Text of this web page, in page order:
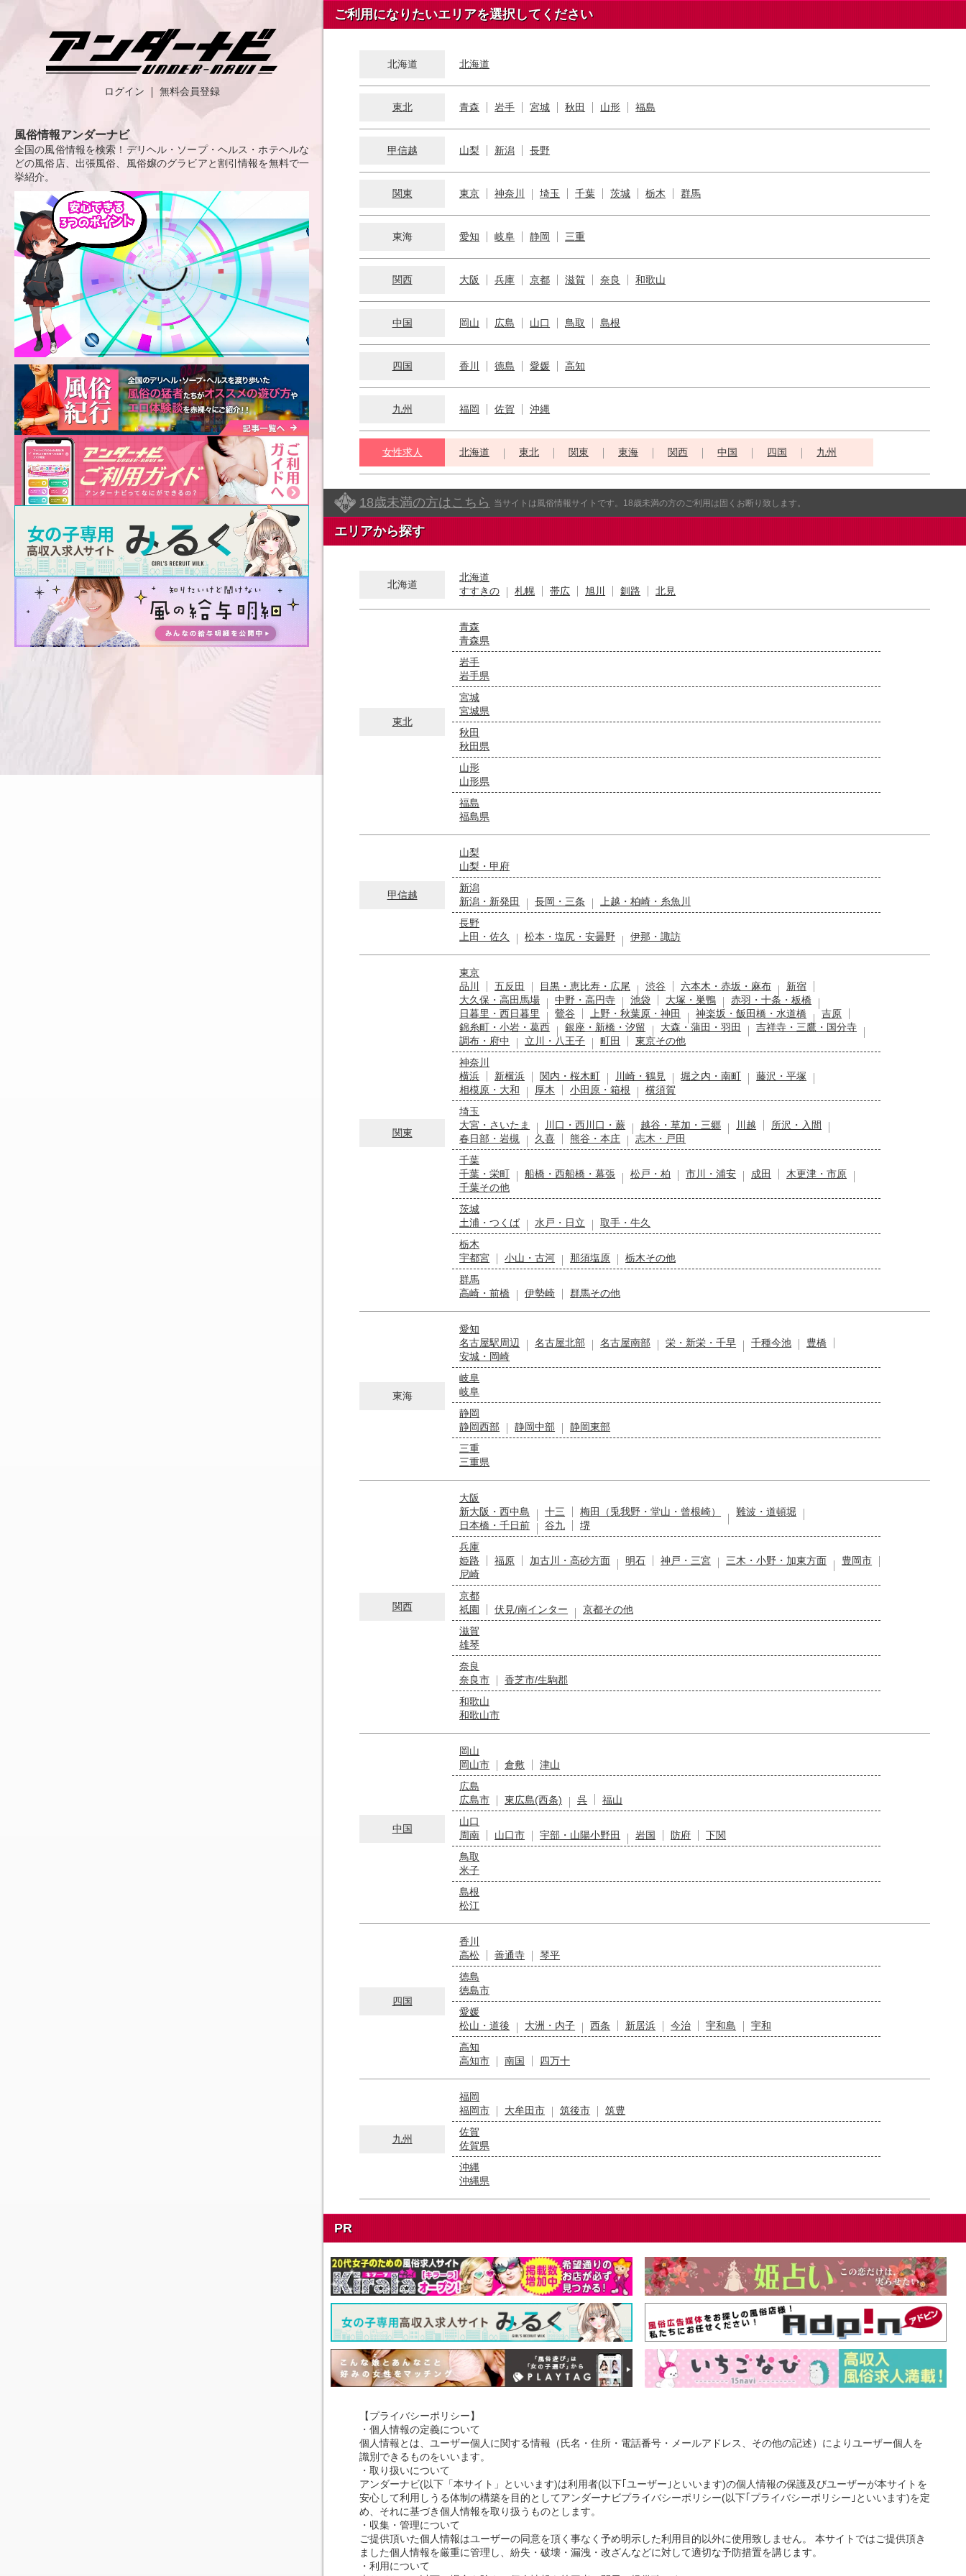
ログイン 無料会員登録
風俗情報アンダーナビ
全国の風俗情報を検索！デリヘル・ソープ・ヘルス・ホテヘルな
どの風俗店、出張風俗、風俗嬢のグラビアと割引情報を無料で一
挙紹介。
ご利用になりたいエリアを選択してください
北海道 北海道
東北 青森 岩手 宮城 秋田 山形 福島
甲信越 山梨 新潟 長野
関東 東京 神奈川 埼玉 千葉 茨城 栃木 群馬
東海 愛知 岐阜 静岡 三重
関西 大阪 兵庫 京都 滋賀 奈良 和歌山
中国 岡山 広島 山口 鳥取 島根
四国 香川 徳島 愛媛 高知
九州 福岡 佐賀 沖縄
女性求人 北海道 東北 関東 東海 関西 中国 四国 九州
18歳未満の方はこちら 当サイトは風俗情報サイトです。18歳未満の方のご利用は固くお断り致します。
エリアから探す
北海道
北海道
すすきの
札幌 帯広 旭川 釧路 北見
東北
青森
青森県
岩手
岩手県
宮城
宮城県
秋田
秋田県
山形
山形県
福島
福島県
甲信越
山梨
山梨・甲府
新潟
新潟・新発田
長岡・三条
上越・柏崎・糸魚川
長野
上田・佐久
松本・塩尻・安曇野 伊那・諏訪
関東
東京
品川
五反田 目黒・恵比寿・広尾 渋谷 六本木・赤坂・麻布
新宿
大久保・高田馬場
中野・高円寺 池袋 大塚・巣鴨
赤羽・十条・板橋
日暮里・西日暮里
鶯谷 上野・秋葉原・神田 神楽坂・飯田橋・水道橋
吉原
錦糸町・小岩・葛西
銀座・新橋・汐留 大森・蒲田・羽田
吉祥寺・三鷹・国分寺
調布・府中
立川・八王子 町田
東京その他
神奈川
横浜
新横浜 関内・桜木町 川崎・鶴見 堀之内・南町
藤沢・平塚
相模原・大和
厚木 小田原・箱根
横須賀
埼玉
大宮・さいたま
川口・西川口・蕨 越谷・草加・三郷 川越
所沢・入間
春日部・岩槻
久喜 熊谷・本庄
志木・戸田
千葉
千葉・栄町
船橋・西船橋・幕張 松戸・柏 市川・浦安 成田
木更津・市原
千葉その他
茨城
土浦・つくば
水戸・日立
取手・牛久
栃木
宇都宮
小山・古河 那須塩原
栃木その他
群馬
高崎・前橋
伊勢崎 群馬その他
東海
愛知
名古屋駅周辺
名古屋北部 名古屋南部 栄・新栄・千早 千種今池
豊橋
安城・岡崎
岐阜
岐阜
静岡
静岡西部
静岡中部
静岡東部
三重
三重県
関西
大阪
新大阪・西中島
十三 梅田（兎我野・堂山・曾根崎）
難波・道頓堀
日本橋・千日前
谷九
堺
兵庫
姫路
福原 加古川・高砂方面 明石 神戸・三宮 三木・小野・加東方面
豊岡市
尼崎
京都
祇園
伏見/南インター
京都その他
滋賀
雄琴
奈良
奈良市
香芝市/生駒郡
和歌山
和歌山市
中国
岡山
岡山市
倉敷
津山
広島
広島市
東広島(西条) 呉
福山
山口
周南
山口市 宇部・山陽小野田 岩国 防府
下関
鳥取
米子
島根
松江
四国
香川
高松
善通寺
琴平
徳島
徳島市
愛媛
松山・道後
大洲・内子 西条 新居浜 今治 宇和島
宇和
高知
高知市
南国 四万十
九州
福岡
福岡市
大牟田市 筑後市
筑豊
佐賀
佐賀県
沖縄
沖縄県
PR
【プライバシーポリシー】
・個人情報の定義について
個人情報とは、ユーザー個人に関する情報（氏名・住所・電話番号・メールアドレス、その他の記述）によりユーザー個人を
識別できるものをいいます。
・取り扱いについて
アンダーナビ(以下「本サイト」といいます)は利用者(以下｢ユーザー｣といいます)の個人情報の保護及びユーザーが本サイトを
安心して利用しうる体制の構築を目的としてアンダーナビプライバシーポリシー(以下｢プライバシーポリシー｣といいます)を定
め、それに基づき個人情報を取り扱うものとします。
・収集・管理について
ご提供頂いた個人情報はユーザーの同意を頂く事なく予め明示した利用目的以外に使用致しません。 本サイトではご提供頂き
ました個人情報を厳重に管理し、紛失・破壊・漏洩・改ざんなどに対して適切な予防措置を講じます。
・利用について